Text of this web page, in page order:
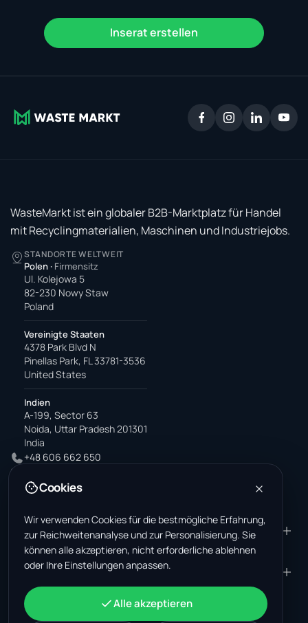
Inserat erstellen
WasteMarkt ist ein globaler B2B-Marktplatz für Handel
mit Recyclingmaterialien, Maschinen und Industriejobs.
STANDORTE WELTWEIT
Polen · Firmensitz
Ul. Kolejowa 5
82-230 Nowy Staw
Poland
Vereinigte Staaten
4378 Park Blvd N
Pinellas Park, FL 33781-3536
United States
Indien
A-199, Sector 63
Noida, Uttar Pradesh 201301
India
+48 606 662 650
office@wastemarkt.com
PRODUKT
Marktplatz
Materialien — Verkauf
Materialien — Kauf
Jobs (USA)
RESOURCES
Supplier Academy
Trust & Safety
Schrottmarkt Mexiko
UNTERNEHMEN
Über uns
Support
RECHTLICHES
Datenschutz
KONTO
Anmelden
Cookies
Wir verwenden Cookies für die bestmögliche Erfahrung,
zur Reichweitenanalyse und zur Personalisierung. Sie
können alle akzeptieren, nicht erforderliche ablehnen
oder Ihre Einstellungen anpassen.
Alle akzeptieren